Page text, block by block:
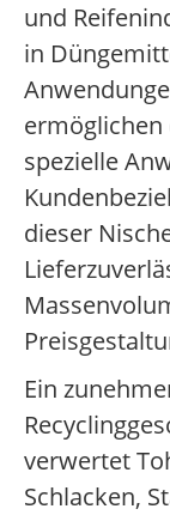
und
in
spezielle
dieser
Ein
verwertet
Schlacken,